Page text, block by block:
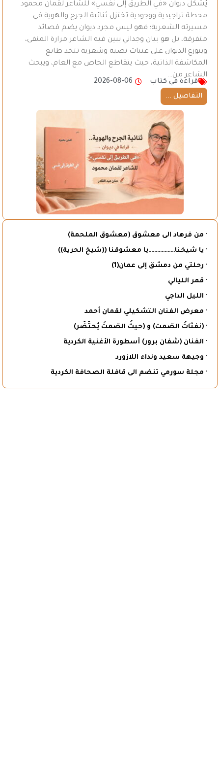
يُشكل ديوان «في الطريق إلى نفسي» للشاعر لقمان محمود
محطة تراجيدية ووجودية تختزل ثنائية الجرح والهوية في
مسيرته الشعرية؛ فهو ليس مجرد ديوان يضم قصائد
متفرقة، بل هو بيان وجداني يبين فيه الشاعر مرارة المنفى،
ويتوزع الديوان على عتبات نصية وشعرية تتخذ طابع
المكاشفة الذاتية، حيث يتقاطع الخاص مع العام، ويبحث
الشاعر من…
قراءة في كتاب
2026-08-06
التفاصيل ...
· من فرهاد الى معشوق (معشوق الملحمة)
· يا شيخنا………………يا معشوقنا ((شيخ الحرية))
· رحلتي من دمشق إلى عمان(1)
· قمر الليالي
· الليل الداجي
· معرض الفنان التشكيلي لقمان أحمد
· (نفثاتُ الصّمت) و (حيثُ الصّمتُ يُحتَضَر)
· الفنان (شفان برور) أسطورة الأغنية الكردية
· وجيهة سعيد ونداء اللازورد
· مجلة سورمي تنضم الى قافلة الصحافة الكردية